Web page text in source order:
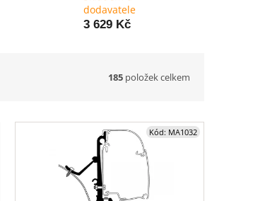
dodavatele
3 629 Kč
185 položek celkem
Kód: MA1032